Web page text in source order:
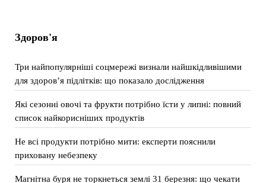
Здоров'я
Три найпопулярніші соцмережі визнали найшкідливішими
для здоров’я підлітків: що показало дослідження
Які сезонні овочі та фрукти потрібно їсти у липні: повний
список найкорисніших продуктів
Не всі продукти потрібно мити: експерти пояснили
приховану небезпеку
Магнітна буря не торкнеться землі 31 березня: що чекати